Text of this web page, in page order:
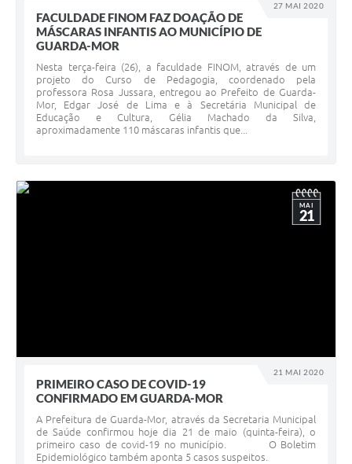
27 MAI 2020
FACULDADE FINOM FAZ DOAÇÃO DE
MÁSCARAS INFANTIS AO MUNICÍPIO DE
GUARDA-MOR
Nesta terça-feira (26), a faculdade FINOM, através de um
projeto do Curso de Pedagogia, coordenado pela
professora Rosa Jussara, entregou ao Prefeito de Guarda-
Mor, Edgar José de Lima e à Secretária Municipal de
Educação e Cultura, Gélia Machado da Silva,
aproximadamente 110 máscaras infantis que...
21 MAI 2020
MAI
21
PRIMEIRO CASO DE COVID-19
CONFIRMADO EM GUARDA-MOR
A Prefeitura de Guarda-Mor, através da Secretaria Municipal
de Saúde confirmou hoje dia 21 de maio (quinta-feira), o
primeiro caso de covid-19 no município. O Boletim
Epidemiológico também aponta 5 casos suspeitos.